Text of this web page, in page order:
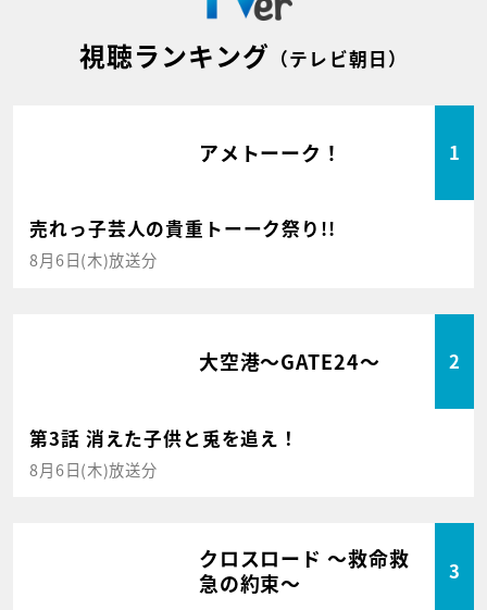
視聴ランキング （テレビ朝日）
アメトーーク！ 1
売れっ子芸人の貴重トーーク祭り!!
8月6日(木)放送分
大空港～GATE24～ 2
第3話 消えた子供と兎を追え！
8月6日(木)放送分
クロスロード ～救命救
急の約束～
3